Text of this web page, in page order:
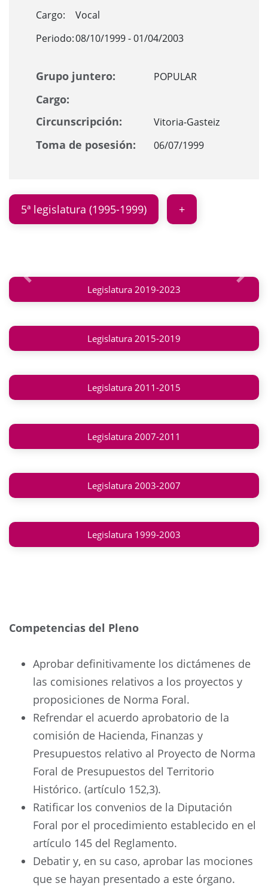
Cargo:
Vocal
Periodo:08/10/1999 - 01/04/2003
Grupo juntero: POPULAR
Cargo:
Circunscripción:
Vitoria-Gasteiz
Toma de posesión: 06/07/1999
5ª legislatura (1995-1999)
Anterior Legislatura 2019-2023
Legislatura 2015-2019
Legislatura 2011-2015
Legislatura 2007-2011
Legislatura 2003-2007
Legislatura 1999-2003
Competencias del Pleno
Aprobar definitivamente los dictámenes de
las comisiones relativos a los proyectos y
proposiciones de Norma Foral.
Refrendar el acuerdo aprobatorio de la
comisión de Hacienda, Finanzas y
Presupuestos relativo al Proyecto de Norma
Foral de Presupuestos del Territorio
Histórico. (artículo 152,3).
Ratificar los convenios de la Diputación
Foral por el procedimiento establecido en el
artículo 145 del Reglamento.
Debatir y, en su caso, aprobar las mociones
que se hayan presentado a este órgano.